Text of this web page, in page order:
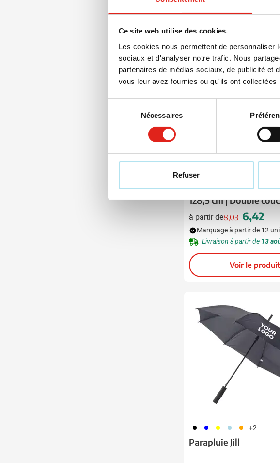
Ce site web utilise des cookies.
Les cookies nous permettent de
sociaux et d'analyser notre trafic. Nous
partenaires de médias sociaux, de publicité et
vous leur avez fournies ou qu'ils ont
consentement
Nécessaires
Refuser
Parapluie tempête
128,5 cm | Double
Métal
à partir de
Prix normal
8,03 6,42
Garantie du Meilleur Prix
Rapide
Marquage à partir de 12
Livraison à partir de 13
Voir le produit
001 005 006 018 007 +2
Parapluie Jill